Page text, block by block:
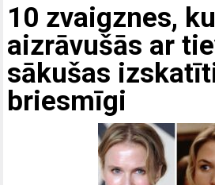
10 zvaigznes,
aizrāvušās ar
sākušas
briesmīgi